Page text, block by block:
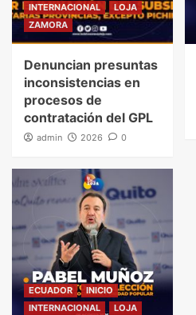
INTERNACIONAL
LOJA
ZAMORA
Denuncian presuntas
inconsistencias en
procesos de
contratación del GPL
admin 2026 0
ECUADOR
INICIO
INTERNACIONAL
LOJA